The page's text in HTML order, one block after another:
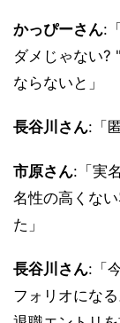
かっぴーさん:
ダメじゃない?
ならないと」
長谷川さん:「
市原さん:「実
名性の高くな
た」
長谷川さん:「
フォリオにな